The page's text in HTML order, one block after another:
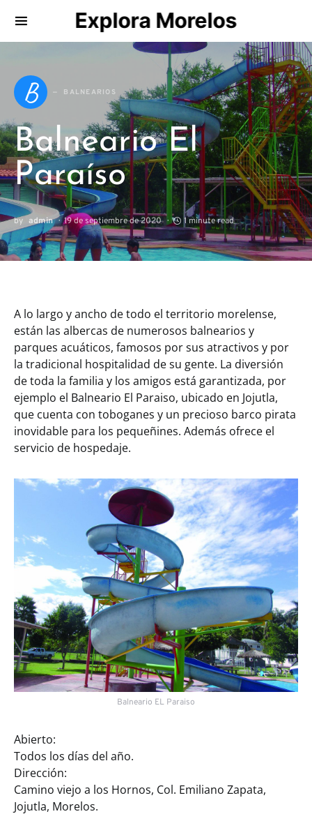
Explora Morelos
Search for:
B BALNEARIOS
Balneario El
Paraíso
by admin 19 de septiembre de 2020 1 minute read
A lo largo y ancho de todo el territorio morelense,
están las albercas de numerosos balnearios y
parques acuáticos, famosos por sus atractivos y por
la tradicional hospitalidad de su gente. La diversión
de toda la familia y los amigos está garantizada, por
ejemplo el Balneario El Paraiso, ubicado en Jojutla,
que cuenta con toboganes y un precioso barco pirata
inovidable para los pequeñines. Además ofrece el
servicio de hospedaje.
Balneario EL Paraiso
Abierto:
Todos los días del año.
Dirección:
Camino viejo a los Hornos, Col. Emiliano Zapata,
Jojutla, Morelos.